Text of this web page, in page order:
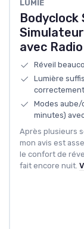
LUMIE
Bodyclock
avec
Réveil
Lumière
Modes aube/
minutes)
Après plusieurs
mon avis est
le confort de
fait encore nuit.